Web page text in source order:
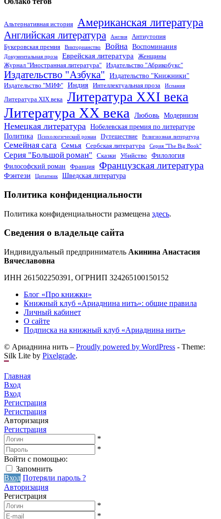
Альтернативная история Американская литература
Английская литература Англия
Антиутопия
Букеровская премия
Викторианство Война Воспоминания
Документальная проза Еврейская литература
Женщины
Журнал "Иностранная литература"
Издательство "Абрикобукс"
Издательство "Азбука" Издательство "Книжники"
Издательство "МИФ" Индия Интеллектуальная проза Испания
Литература XIX века Литература XXI века
Литература XX века Любовь Модернизм
Немецкая литература Нобелевская премия по литературе
Политика
Психологический роман Путешествие Религиозная литература
Семейная сага Семья Сербская литература Серия "The Big Book"
Серия "Большой роман" Сказки Убийство
Филология
Философский роман
Франция Французская литература
Фэнтези Цитатник Шведская литература
Политика конфиденциальности
Политика конфиденциальности размещена здесь.
Сведения о владельце сайта
Индивидуальный предприниматель Акинина Анастасия
Вячеславовна
ИНН 261502250391, ОГРНИП 324265100150152
Блог «Про книжки»
Книжный клуб «Ариаднина нить»: общие правила
Личный кабинет
О сайте
Подписка на книжный клуб «Ариаднина нить»
© Ариаднина нить – Proudly powered by WordPress - Theme:
Silk Lite by Pixelgrade.
Главная
Вход
Вход
Регистрация
Регистрация
Авторизация
Регистрация
*
*
Войти с помощью:
Запомнить
Вход Потеряли пароль ?
Авторизация
Регистрация
*
*